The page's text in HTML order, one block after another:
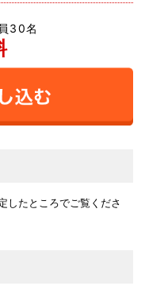
30名
したところでご覧くださ